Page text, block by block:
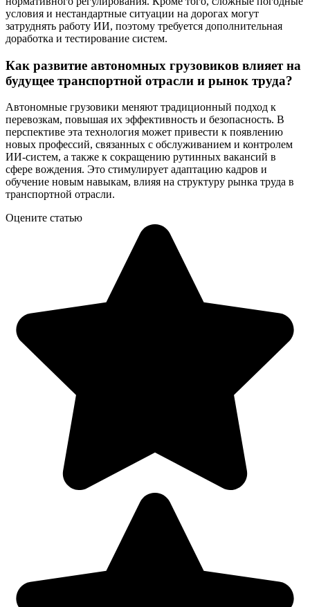
условия и нестандартные ситуации на дорогах могут
затруднять работу ИИ, поэтому требуется дополнительная
доработка и тестирование систем.
Как развитие автономных грузовиков влияет на
будущее транспортной отрасли и рынок труда?
Автономные грузовики меняют традиционный подход к
перевозкам, повышая их эффективность и безопасность. В
перспективе эта технология может привести к появлению
новых профессий, связанных с обслуживанием и контролем
ИИ-систем, а также к сокращению рутинных вакансий в
сфере вождения. Это стимулирует адаптацию кадров и
обучение новым навыкам, влияя на структуру рынка труда в
транспортной отрасли.
Оцените статью